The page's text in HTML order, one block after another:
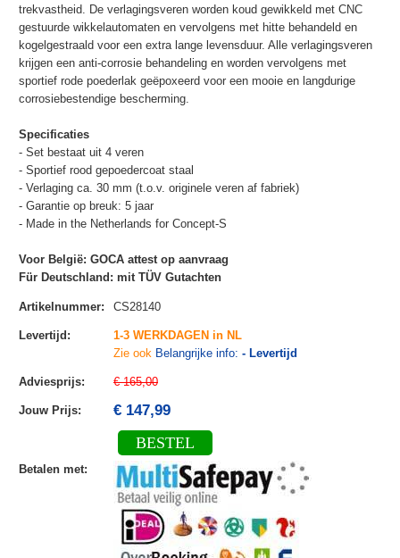
trekvastheid. De verlagingsveren worden koud gewikkeld met CNC
gestuurde wikkelautomaten en vervolgens met hitte behandeld en
kogelgestraald voor een extra lange levensduur. Alle verlagingsveren
krijgen een anti-corrosie behandeling en worden vervolgens met
sportief rode poederlak geëpoxeerd voor een mooie en langdurige
corrosiebestendige bescherming.
Specificaties
- Set bestaat uit 4 veren
- Sportief rood gepoedercoat staal
- Verlaging ca. 30 mm (t.o.v. originele veren af fabriek)
- Garantie op breuk: 5 jaar
- Made in the Netherlands for Concept-S
Voor België: GOCA attest op aanvraag
Für Deutschland: mit TÜV Gutachten
Artikelnummer: CS28140
Levertijd :
1-3 WERKDAGEN in NL
Zie ook Belangrijke info: - Levertijd
Adviesprijs: € 165,00
Jouw Prijs: € 147,99
BESTEL
Betalen met: